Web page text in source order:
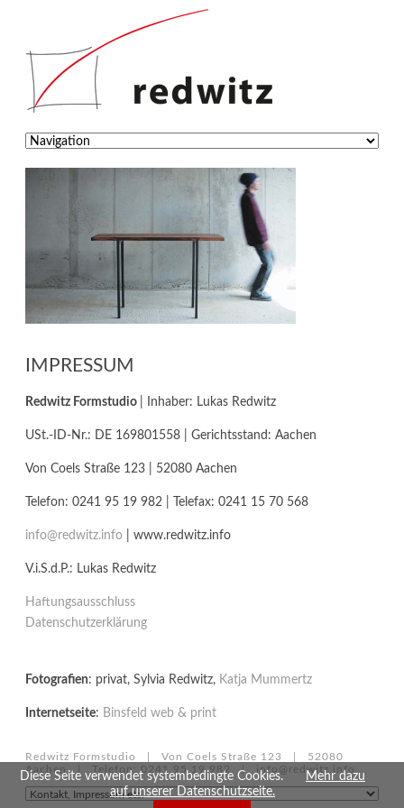
Zielseite
IMPRESSUM
Redwitz Formstudio | Inhaber: Lukas Redwitz
USt.-ID-Nr.: DE 169801558 | Gerichtsstand: Aachen
Von Coels Straße 123 | 52080 Aachen
Telefon: 0241 95 19 982 | Telefax: 0241 15 70 568
info@redwitz.info | www.redwitz.info
V.i.S.d.P.: Lukas Redwitz
Haftungsausschluss
Datenschutzerklärung
Fotografien: privat, Sylvia Redwitz, Katja Mummertz
Internetseite: Binsfeld web & print
Redwitz Formstudio | Von Coels Straße 123 | 52080
Aachen | Telefon: 0241 95 19 982 | info@redwitz.info
Diese Seite verwendet systembedingte Cookies.
Mehr dazu
auf unserer Datenschutzseite.